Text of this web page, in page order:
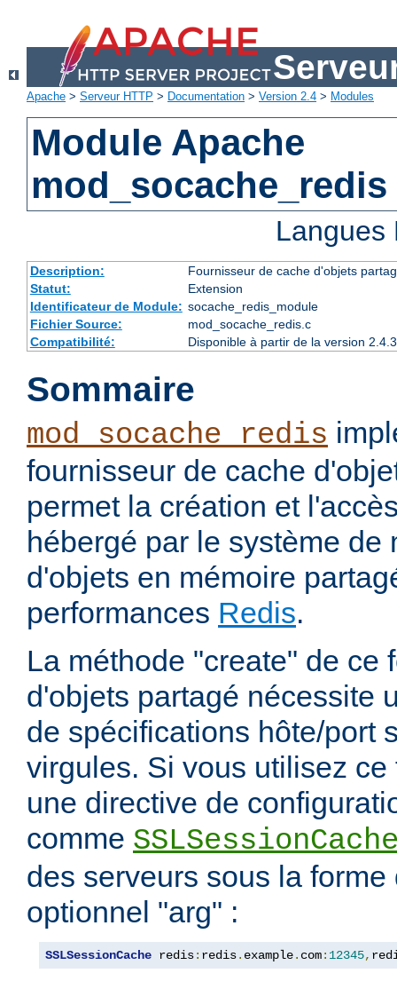
Apache > Serveur HTTP > Documentation > Version 2.4 > Modules
Module Apache
mod_socache_redis
Description:
Fournisseur de cache d'objets
Statut:
Extension
Identificateur de Module: socache_redis_module
Fichier Source:
mod_socache_redis.c
Compatibilité:
Disponible à partir de la version
Sommaire
mod_socache_redis
fournisseur de cache
permet la création et
hébergé par le système de
d'objets en mémoire
performances Redis.
La méthode "create" de ce
d'objets partagé nécessite
de spécifications hôte/port
virgules. Si vous utilisez
une directive de
comme
des serveurs sous la forme
optionnel "arg" :
SSLSessionCache redis: redis. example. com: 12345,